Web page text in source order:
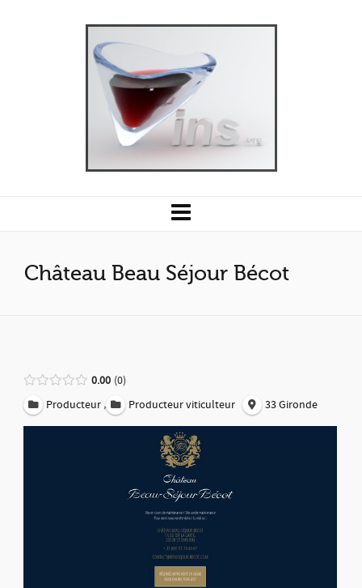
Château Beau Séjour Bécot
0.00 0
Producteur , Producteur viticulteur 33 Gironde